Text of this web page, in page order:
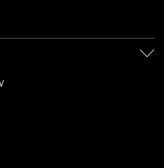
sociales de Vodafone